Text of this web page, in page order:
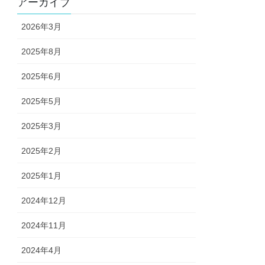
アーカイブ
2026年3月
2025年8月
2025年6月
2025年5月
2025年3月
2025年2月
2025年1月
2024年12月
2024年11月
2024年4月